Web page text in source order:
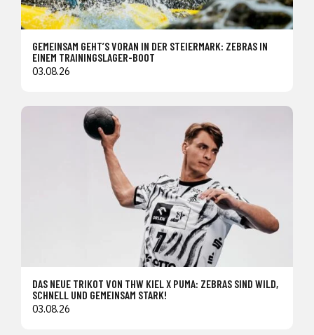
GEMEINSAM GEHT’S VORAN IN DER STEIERMARK: ZEBRAS IN
EINEM TRAININGSLAGER-BOOT
03.08.26
DAS NEUE TRIKOT VON THW KIEL X PUMA: ZEBRAS SIND WILD,
SCHNELL UND GEMEINSAM STARK!
03.08.26